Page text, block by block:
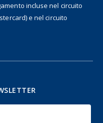
incluse nel circuito
e nel circuito